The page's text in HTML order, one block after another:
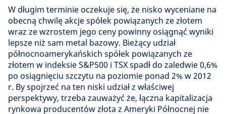
W długim terminie oczekuje się, że nisko wyceniane na
obecną chwilę akcje spółek powiązanych ze złotem
wraz ze wzrostem jego ceny powinny osiągnąć wyniki
lepsze niż sam metal bazowy. Bieżący udział
północnoamerykańskich spółek powiązanych ze
złotem w indeksie S&P500 i TSX spadł do zaledwie 0,6%
po osiągnięciu szczytu na poziomie ponad 2% w 2012
r. By spojrzeć na ten niski udział z właściwej
perspektywy, trzeba zauważyć że, łączna kapitalizacja
rynkowa producentów złota z Ameryki Północnej nie